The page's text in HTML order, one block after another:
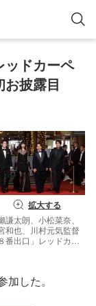
ッドカーペ
披露目
拡大する
謙太朗、小松菜奈、
和也、川村元気監督
番出口」レッドカー
した。